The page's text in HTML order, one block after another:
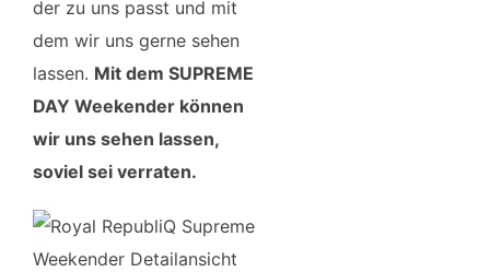
der zu uns passt und mit
dem wir uns gerne sehen
lassen. Mit dem SUPREME
DAY Weekender können
wir uns sehen lassen,
soviel sei verraten.